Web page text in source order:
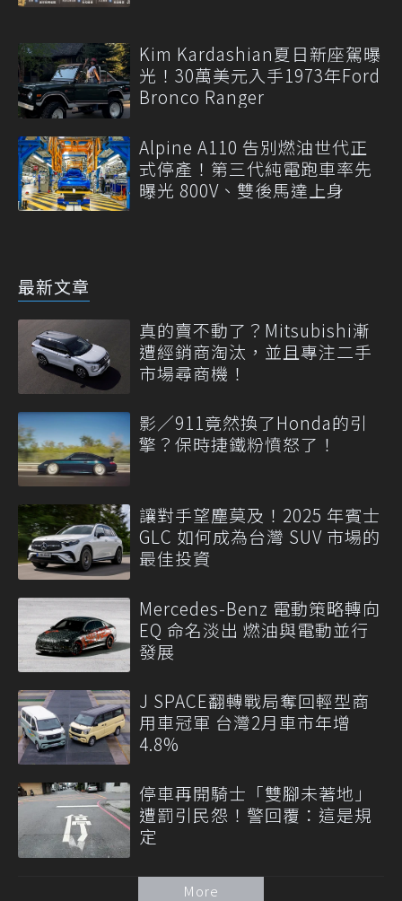
Kim Kardashian夏日新座駕曝
光！30萬美元入手1973年Ford
Bronco Ranger
Alpine A110 告別燃油世代正
式停產！第三代純電跑車率先
曝光 800V、雙後馬達上身
最新文章
真的賣不動了？Mitsubishi漸
遭經銷商淘汰，並且專注二手
市場尋商機！
影／911竟然換了Honda的引
擎？保時捷鐵粉憤怒了！
讓對手望塵莫及！2025 年賓士
GLC 如何成為台灣 SUV 市場的
最佳投資
Mercedes-Benz 電動策略轉向
EQ 命名淡出 燃油與電動並行
發展
J SPACE翻轉戰局奪回輕型商
用車冠軍 台灣2月車市年增
4.8%
停車再開騎士「雙腳未著地」
遭罰引民怨！警回覆：這是規
定
More